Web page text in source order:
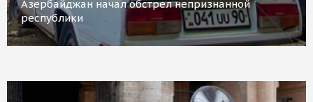
Азербайджан начал обстрел непризнанной
республики